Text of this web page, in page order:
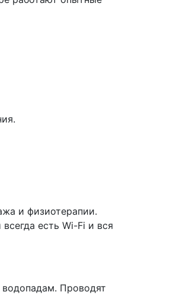
и физиотерапии.
есть Wi-Fi и вся
Проводят